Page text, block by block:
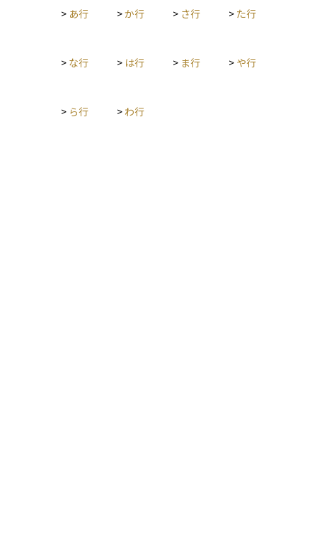
> あ行 >か行 > さ行 > た行
> な行 > は行 > ま行 > や行
> ら行 > わ行